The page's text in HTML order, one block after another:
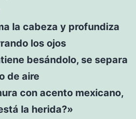
la cabeza y profundiza
los ojos
besándolo, se separa
de aire
con acento mexicano,
la herida?»